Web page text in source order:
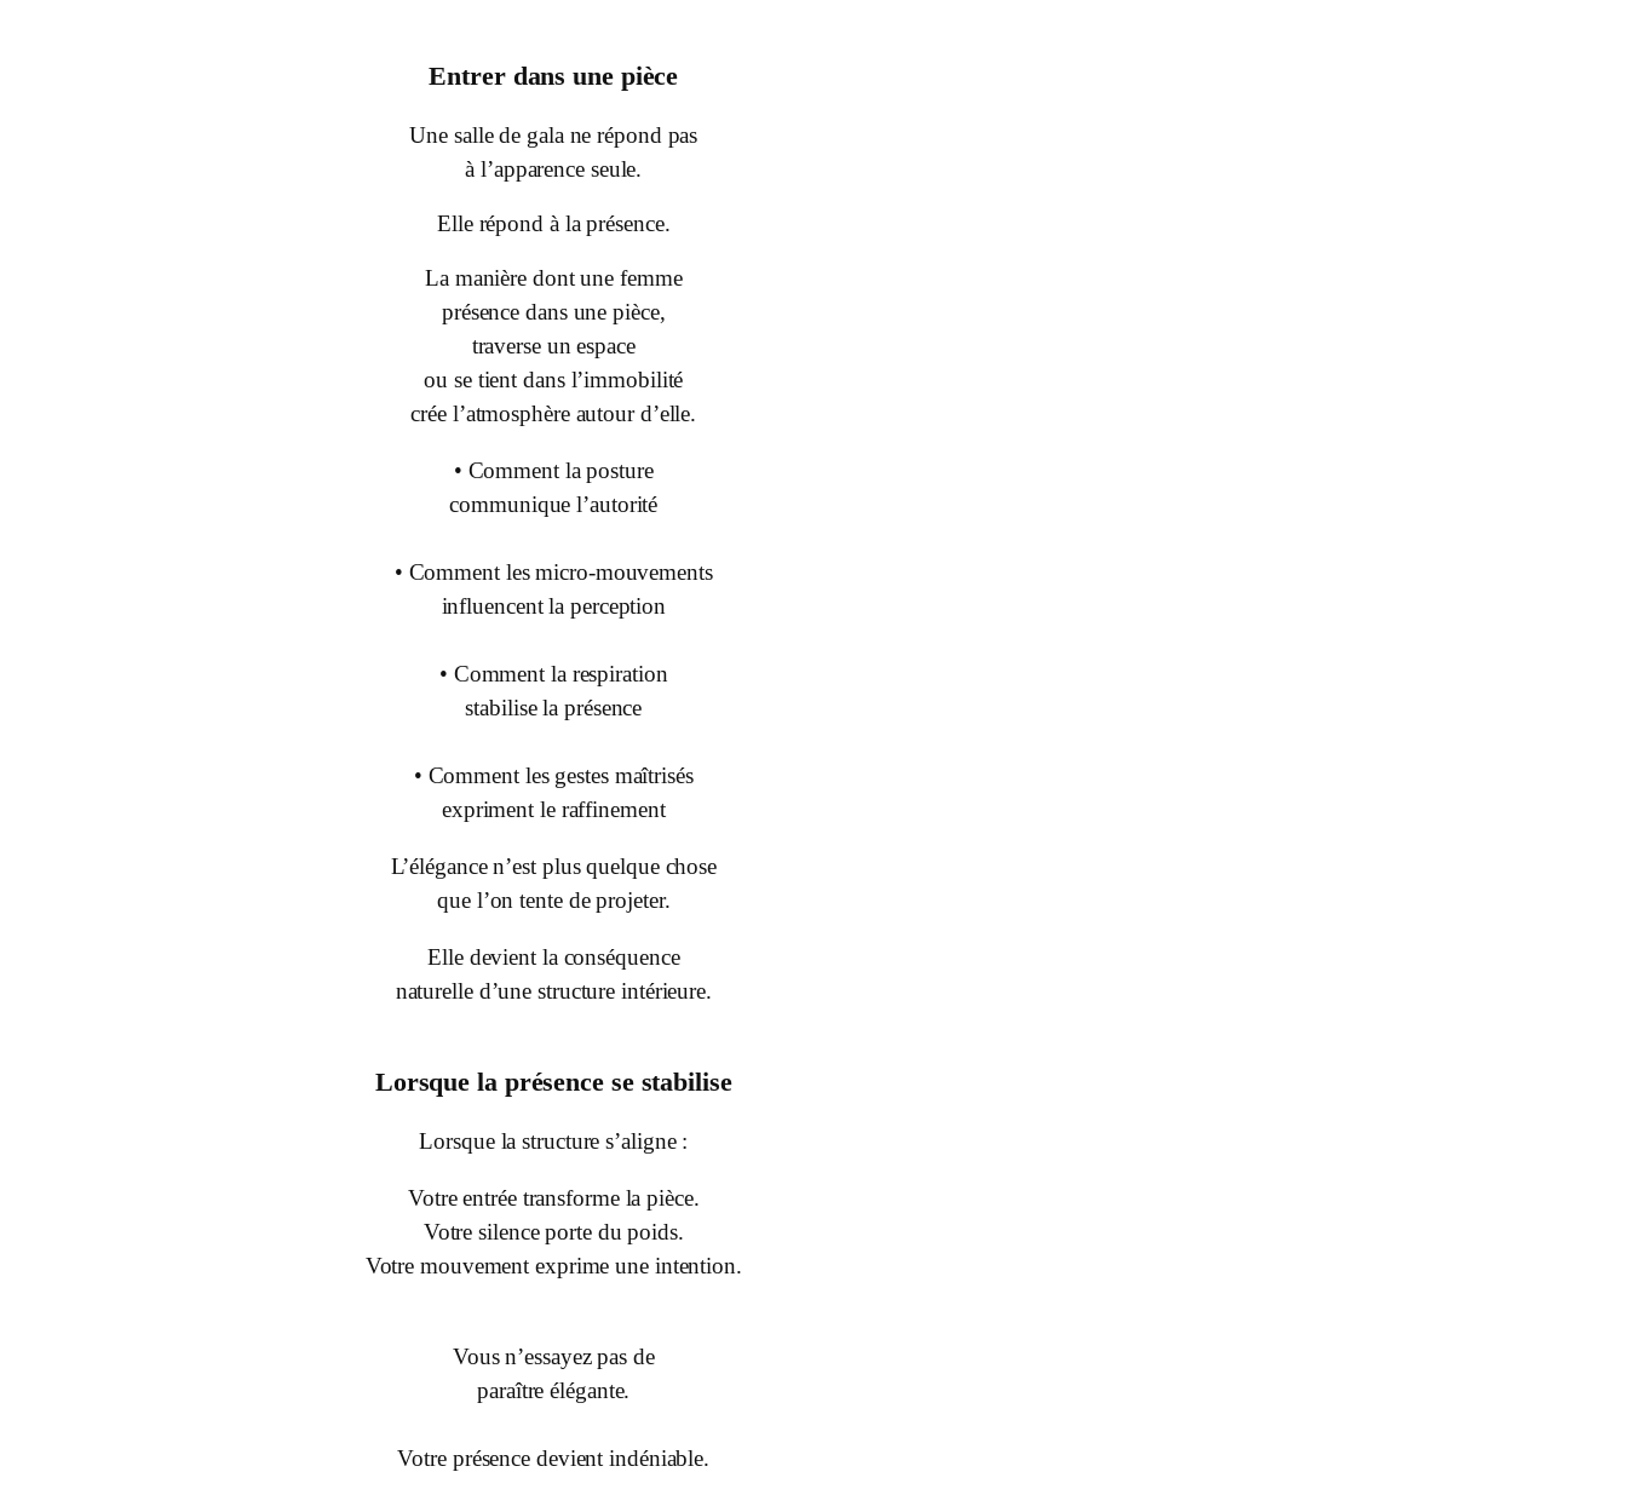
Entrer dans une pièce
Une salle de gala ne répond pas
à l’apparence seule.
Elle répond à la présence.
La manière dont une femme
présence dans une pièce,
traverse un espace
ou se tient dans l’immobilité
crée l’atmosphère autour d’elle.
• Comment la posture
communique l’autorité
• Comment les micro-mouvements
influencent la perception
• Comment la respiration
stabilise la présence
• Comment les gestes maîtrisés
expriment le raffinement
L’élégance n’est plus quelque chose
que l’on tente de projeter.
Elle devient la conséquence
naturelle d’une structure intérieure.
Lorsque la présence se stabilise
Lorsque la structure s’aligne :
Votre entrée transforme la pièce.
Votre silence porte du poids.
Votre mouvement exprime une intention.
Vous n’essayez pas de
paraître élégante.
Votre présence devient indéniable.